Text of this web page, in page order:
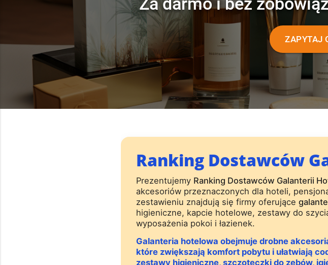
ZAPYTAJ
Ranking Dostawców
Prezentujemy Ranking Dostawców Galanterii
akcesoriów przeznaczonych dla hoteli,
zestawieniu znajdują się firmy oferujące
higieniczne, kapcie hotelowe, zestawy do
wyposażenia pokoi i łazienek.
Galanteria hotelowa obejmuje drobne
które zwiększają komfort pobytu i ułatwiają
zestawy higieniczne, szczoteczki do zębów,